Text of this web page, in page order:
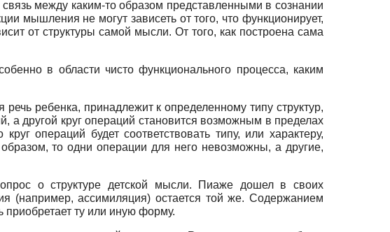
между каким-то образом представленными в сознании
мышления не могут зависеть от того, что функционирует,
от структуры самой мысли. От того, как построена сама
в области чисто функционального процесса, каким
ребенка, принадлежит к определенному типу структур,
а другой круг операций становится возможным в пределах
операций будет соответствовать типу, или характеру,
то одни операции для него невозможны, а другие,
о структуре детской мысли. Пиаже дошел в своих
(например, ассимиляция) остается той же. Содержанием
ту или иную форму.